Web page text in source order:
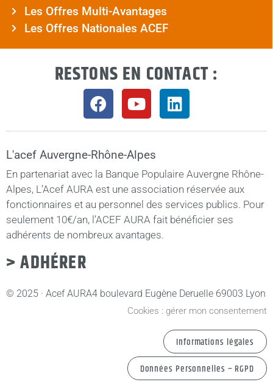
Les Offres Multi-Avantages
Les Offres Nationales ACEF
RESTONS EN CONTACT :
L'acef Auvergne-Rhône-Alpes
En partenariat avec la Banque Populaire Auvergne Rhône-
Alpes, L’Acef AURA est une association réservée aux
fonctionnaires et au personnel des services publics. Pour
seulement 10€/an, l’ACEF AURA fait bénéficier ses
adhérents de nombreux avantages.
> ADHÉRER
© 2025 · Acef AURA4 boulevard Eugène Deruelle 69003 Lyon
Cookies : gérer mon consentement
Informations légales
Données Personnelles – RGPD